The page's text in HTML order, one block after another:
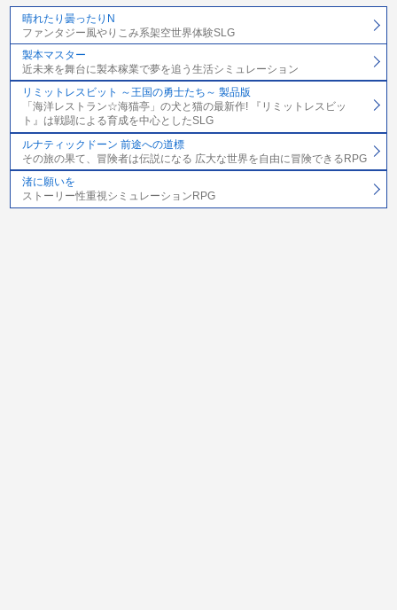
晴れたり曇ったりN
ファンタジー風やりこみ系架空世界体験SLG
製本マスター
近未来を舞台に製本稼業で夢を追う生活シミュレーション
リミットレスビット ～王国の勇士たち～ 製品版
「海洋レストラン☆海猫亭」の犬と猫の最新作! 『リミットレスビッ
ト』は戦闘による育成を中心としたSLG
ルナティックドーン 前途への道標
その旅の果て、冒険者は伝説になる 広大な世界を自由に冒険できるRPG
渚に願いを
ストーリー性重視シミュレーションRPG